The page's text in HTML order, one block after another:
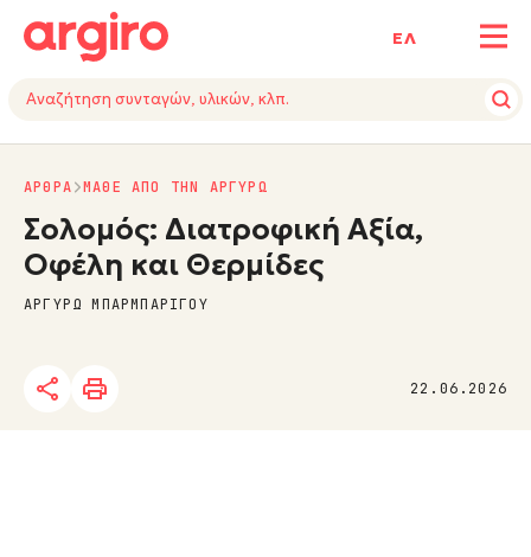
ΕΛ
22.06.2026
ΑΡΘΡΑ ΜΑΘΕ ΑΠΟ ΤΗΝ ΑΡΓΥΡΩ
Σολομός: Διατροφική Αξία,
Οφέλη και Θερμίδες
ΑΡΓΥΡΩ ΜΠΑΡΜΠΑΡΙΓΟΥ